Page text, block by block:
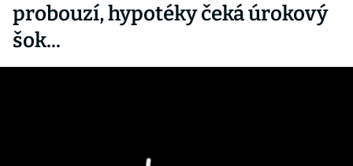
probouzí, hypotéky čeká úrokový
šok...